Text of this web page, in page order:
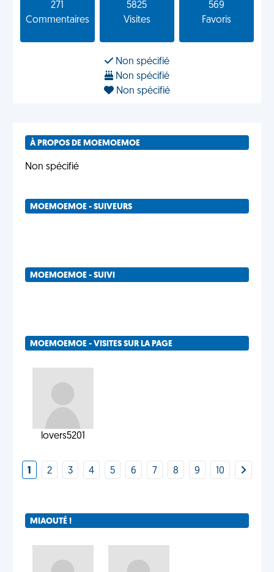
271
Commentaires
5825
Visites
569
Favoris
Non spécifié
Non spécifié
Non spécifié
À PROPOS DE MOEMOEMOE
Non spécifié
MOEMOEMOE - SUIVEURS
MOEMOEMOE - SUIVI
MOEMOEMOE - VISITES SUR LA PAGE
lovers5201
1 2 3 4 5 6 7 8 9 10
MIAOUTÉ !